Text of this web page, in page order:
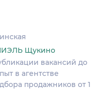
Щукино
вакансий до
в агентстве
продажников от 1